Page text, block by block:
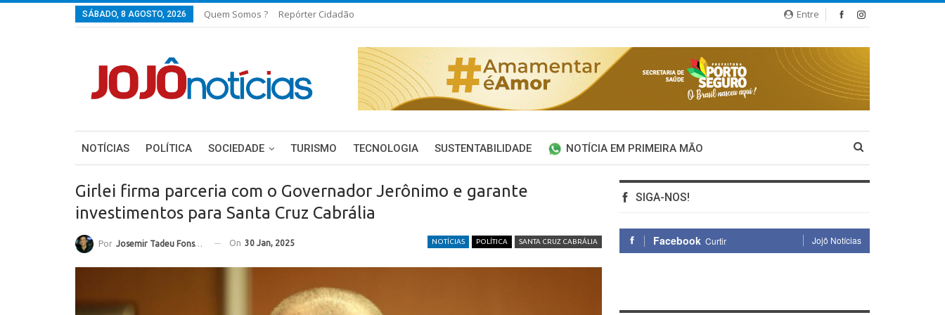
Entre
SÁBADO, 8 AGOSTO, 2026 Quem Somos ? Repórter Cidadão
NOTÍCIAS POLÍTICA SOCIEDADE TURISMO TECNOLOGIA SUSTENTABILIDADE NOTÍCIA EM PRIMEIRA MÃO
Girlei firma parceria com o Governador Jerônimo e garante
investimentos para Santa Cruz Cabrália
NOTÍCIAS POLÍTICA SANTA CRUZ CABRÁLIA
Por Josemir Tadeu Fonseca On 30 Jan, 2025
SIGA-NOS!
Facebook Curtir Jojô Notícias